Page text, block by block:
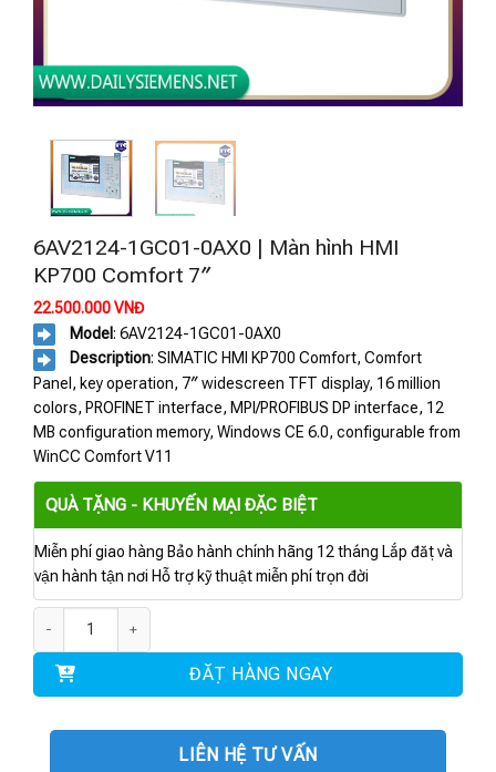
6AV2124-1GC01-0AX0 | Màn hình HMI
KP700 Comfort 7″
22.500.000VNĐ
Model: 6AV2124-1GC01-0AX0
Description: SIMATIC HMI KP700 Comfort, Comfort
Panel, key operation, 7″ widescreen TFT display, 16 million
colors, PROFINET interface, MPI/PROFIBUS DP interface, 12
MB configuration memory, Windows CE 6.0, configurable from
WinCC Comfort V11
QUÀ TẶNG - KHUYẾN MẠI ĐẶC BIỆT
Miễn phí giao hàng Bảo hành chính hãng 12 tháng Lắp đặt và
vận hành tận nơi Hỗ trợ kỹ thuật miễn phí trọn đời
ĐẶT HÀNG NGAY
LIÊN HỆ TƯ VẤN